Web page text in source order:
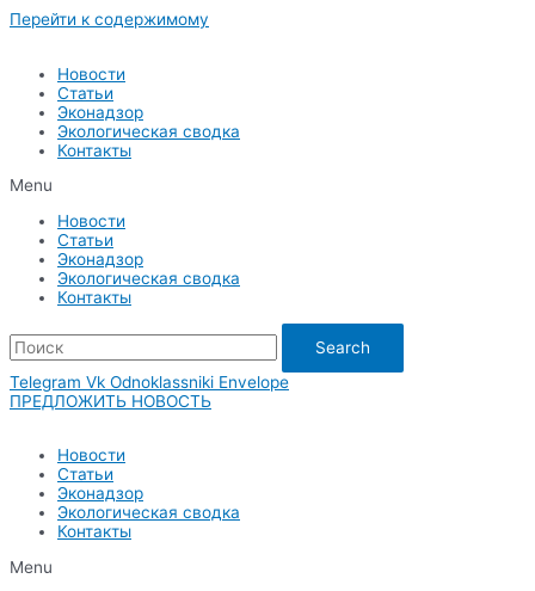
Перейти к содержимому
Новости
Статьи
Эконадзор
Экологическая сводка
Контакты
Menu
Новости
Статьи
Эконадзор
Экологическая сводка
Контакты
Search
Telegram Vk Odnoklassniki Envelope
ПРЕДЛОЖИТЬ НОВОСТЬ
Новости
Статьи
Эконадзор
Экологическая сводка
Контакты
Menu